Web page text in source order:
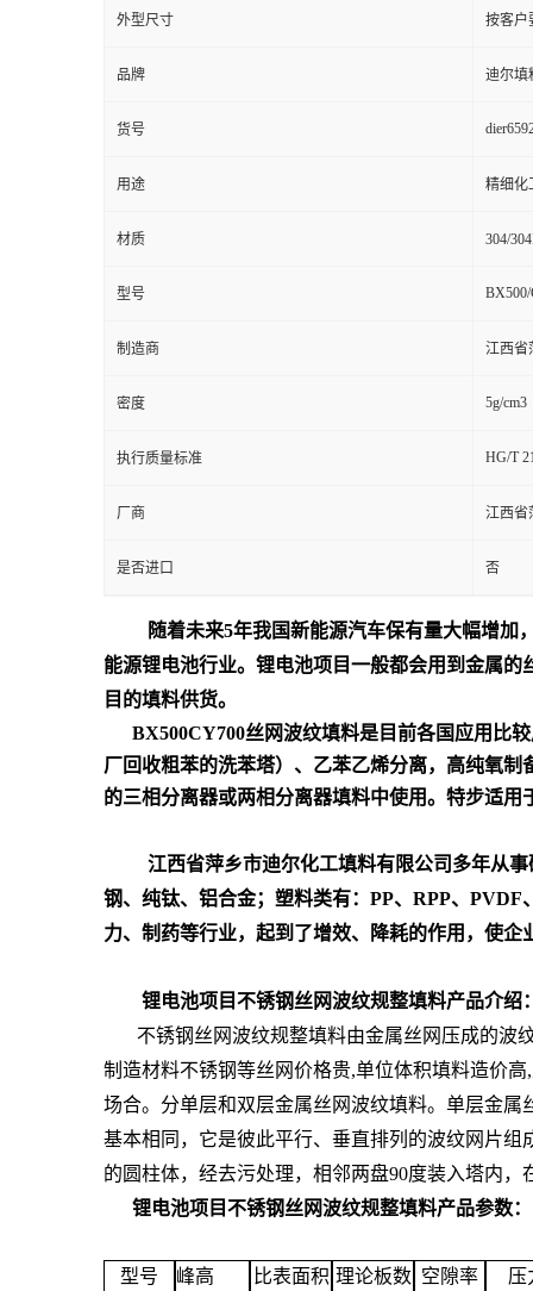
外型尺寸 按客户
品牌 迪尔填
货号
用途 精细化
材质 304/
型号
制造商 江西省
密度 5g/cm3
执行质量标准 HG/T
厂商 江西省
是否进口 否
随着未来5年我国新能源汽车保有量大幅增加
能源锂电池行业。锂电池项目一般都会用到金属
目的填料供货。
BX500CY700丝网波纹填料是目前各国应用比较
厂回收粗苯的洗苯塔）、乙苯乙烯分离，高纯氧
的三相分离器或两相分离器填料中使用。特步适
江西省萍乡市迪尔化工填料有限公司多年从
钢、纯钛、铝合金；塑料类有： PP、 RPP、 PVDF
力、制药等行业，起到了增效、降耗的作用，使企
锂电池项目不锈钢丝网波纹规整填料产品介绍
不锈钢丝网波纹规整填料由金属丝网压成的波纹
制造材料不锈钢等丝网价格贵,单位体积填料造价
场合。分单层和双层金属丝网波纹填料。单层金属
基本相同，它是彼此平行、垂直排列的波纹网片
的圆柱体，经去污处理，相邻两盘90度装入塔内
锂电池项目不锈钢丝网波纹规整填料产品参数：
型号 峰高 比表面积 理论板数 空隙率
压